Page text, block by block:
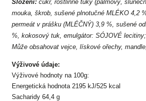
Složení: cukr, rostlinné tuky (palmový,
mouka, škrob, sušené plnotučné MLÉKO 4,2
permeát v prášku (MLÉČNÝ) 3,9 %, sušené
%, kokosový tuk, emulgátor: SÓJOVÉ
Může obsahovat vejce, lískové ořechy,
Výživové údaje:
Výživové hodnoty na 100g:
Energetická hodnota 2195 kJ/525 kcal
Sacharidy 64,4 g